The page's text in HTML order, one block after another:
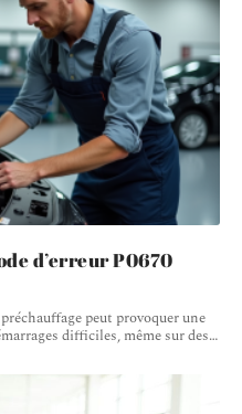
d’erreur P0670
peut provoquer une
difficiles, même sur des…